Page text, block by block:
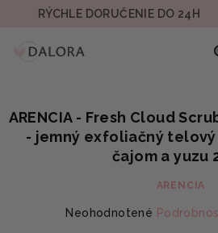
DORUČENIE DO 24H
ARENCIA - Fresh Cloud
- jemný exfoliačný telový
čajom a yuzu
ARENCIA
Priemerné
Neohodnotené